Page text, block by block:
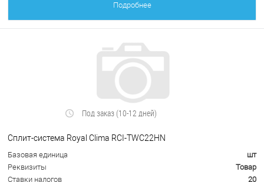
Подробнее
Под заказ (10-12 дней)
Сплит-система Royal Clima RCI-TWC22HN
Базовая единица
шт
Реквизиты
Товар
Ставки налогов
20